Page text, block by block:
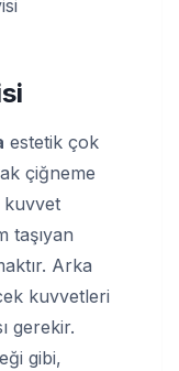
estetik çok
çiğneme
kuvvet
taşıyan
Arka
kuvvetleri
gerekir.
gibi,